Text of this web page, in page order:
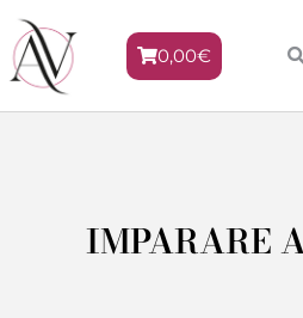
0,00€
IMPARARE